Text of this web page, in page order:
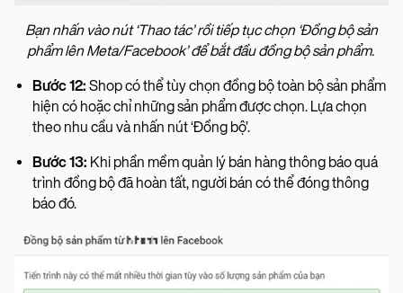
Bạn nhấn vào nút ‘Thao tác’ rồi tiếp tục chọn ‘Đồng bộ sản
phẩm lên Meta/Facebook’ để bắt đầu đồng bộ sản phẩm.
Bước 12: Shop có thể tùy chọn đồng bộ toàn bộ sản phẩm
hiện có hoặc chỉ những sản phẩm được chọn. Lựa chọn
theo nhu cầu và nhấn nút ‘Đồng bộ’.
Bước 13: Khi phần mềm quản lý bán hàng thông báo quá
trình đồng bộ đã hoàn tất, người bán có thể đóng thông
báo đó.